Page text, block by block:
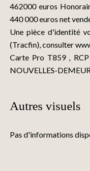
462000 euros
440 000 euros net
Une pièce d'identité
(Tracfin), consulter
Carte Pro T859 ,
NOUVELLES-
Autres visuels
Pas d'informations